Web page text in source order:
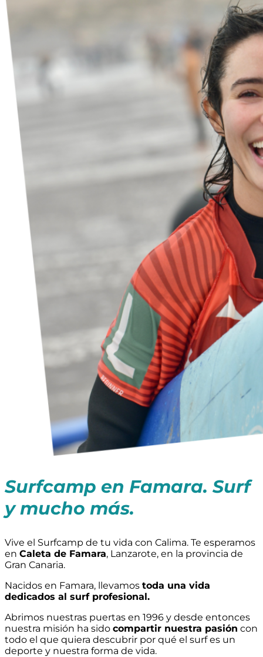
Surfcamp en Famara. Surf
y mucho más.
Vive el Surfcamp de tu vida con Calima. Te esperamos
en Caleta de Famara, Lanzarote, en la provincia de
Gran Canaria.
Nacidos en Famara, llevamos toda una vida
dedicados al surf profesional.
Abrimos nuestras puertas en 1996 y desde entonces
nuestra misión ha sido compartir nuestra pasión con
todo el que quiera descubrir por qué el surf es un
deporte y nuestra forma de vida.